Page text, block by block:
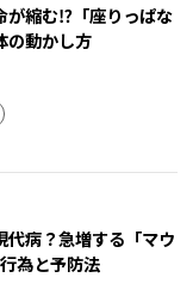
が縮む⁉「座りっぱな
の動かし方
代病？急増する「マウ
為と予防法